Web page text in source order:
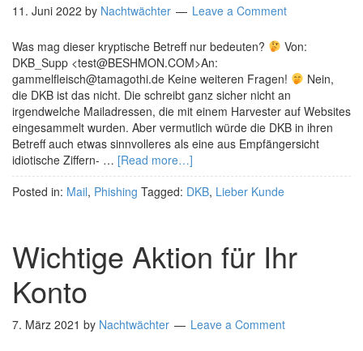
11. Juni 2022 by Nachtwächter Leave a Comment
Was mag dieser kryptische Betreff nur bedeuten?
Von:
DKB_Supp <test@BESHMON.COM>An:
gammelfleisch@tamagothi.de Keine weiteren Fragen!
Nein,
die DKB ist das nicht. Die schreibt ganz sicher nicht an
irgendwelche Mailadressen, die mit einem Harvester auf Websites
eingesammelt wurden. Aber vermutlich würde die DKB in ihren
Betreff auch etwas sinnvolleres als eine aus Empfängersicht
idiotische Ziffern- … [Read more…]
Posted in: Mail, Phishing Tagged: DKB, Lieber Kunde
Wichtige Aktion für Ihr
Konto
7. März 2021 by Nachtwächter Leave a Comment